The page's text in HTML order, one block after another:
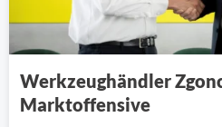
Werkzeughändler
Marktoffensive